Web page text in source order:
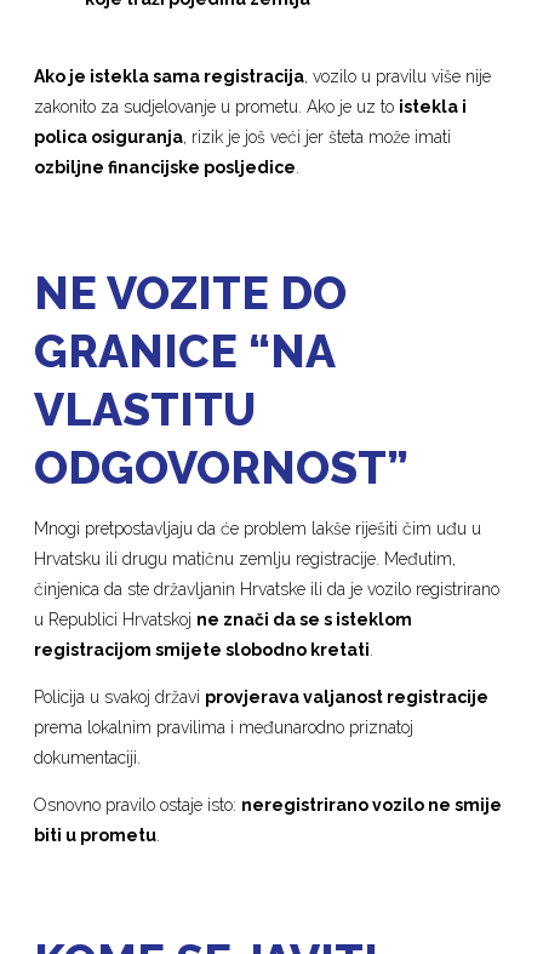
Ako je istekla sama registracija, vozilo u pravilu više nije
zakonito za sudjelovanje u prometu. Ako je uz to istekla i
polica osiguranja, rizik je još veći jer šteta može imati
ozbiljne financijske posljedice
NE VOZITE DO
GRANICE “NA
VLASTITU
ODGOVORNOST”
Mnogi pretpostavljaju da će problem lakše riješiti čim uđu u
Hrvatsku ili drugu matičnu zemlju registracije. Međutim,
činjenica da ste državljanin Hrvatske ili da je vozilo registrirano
u Republici Hrvatskoj ne znači da se s isteklom
registracijom smijete slobodno kretati
Policija u svakoj državi provjerava valjanost registracije
prema lokalnim pravilima i međunarodno priznatoj
dokumentaciji.
Osnovno pravilo ostaje isto: neregistrirano vozilo ne smije
biti u prometu.